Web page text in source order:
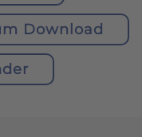
Download